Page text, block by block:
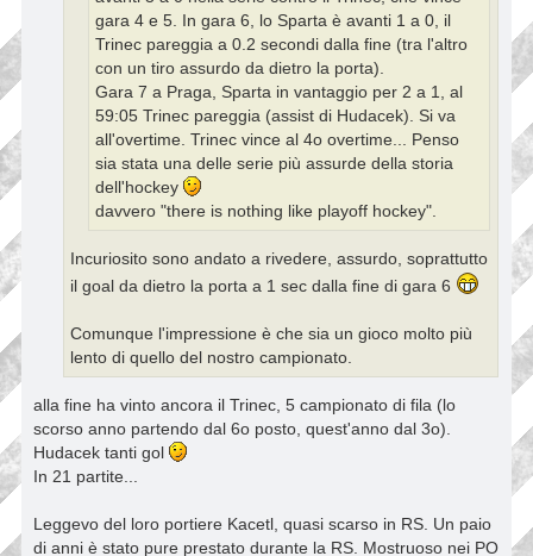
gara 4 e 5. In gara 6, lo Sparta è avanti 1 a 0, il
Trinec pareggia a 0.2 secondi dalla fine (tra l'altro
con un tiro assurdo da dietro la porta).
Gara 7 a Praga, Sparta in vantaggio per 2 a 1, al
59:05 Trinec pareggia (assist di Hudacek). Si va
all'overtime. Trinec vince al 4o overtime... Penso
sia stata una delle serie più assurde della storia
dell'hockey
davvero "there is nothing like playoff hockey".
Incuriosito sono andato a rivedere, assurdo, soprattutto
il goal da dietro la porta a 1 sec dalla fine di gara 6
Comunque l'impressione è che sia un gioco molto più
lento di quello del nostro campionato.
alla fine ha vinto ancora il Trinec, 5 campionato di fila (lo
scorso anno partendo dal 6o posto, quest'anno dal 3o).
Hudacek tanti gol
In 21 partite...
Leggevo del loro portiere Kacetl, quasi scarso in RS. Un paio
di anni è stato pure prestato durante la RS. Mostruoso nei PO